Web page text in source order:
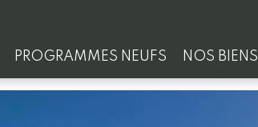
PROGRAMMES NEUFS NOS BIENS